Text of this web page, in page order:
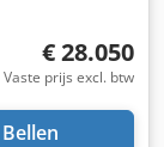
€ 28.050
Vaste prijs excl. btw
Bellen